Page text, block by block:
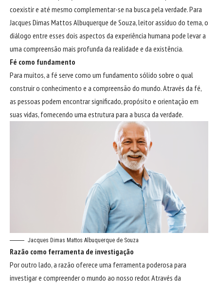
coexistir e até mesmo complementar-se na busca pela verdade. Para
Jacques Dimas Mattos Albuquerque de Souza, leitor assíduo do tema, o
diálogo entre esses dois aspectos da experiência humana pode levar a
uma compreensão mais profunda da realidade e da existência.
Fé como fundamento
Para muitos, a fé serve como um fundamento sólido sobre o qual
construir o conhecimento e a compreensão do mundo. Através da fé,
as pessoas podem encontrar significado, propósito e orientação em
suas vidas, fornecendo uma estrutura para a busca da verdade.
Jacques Dimas Mattos Albuquerque de Souza
Razão como ferramenta de investigação
Por outro lado, a razão oferece uma ferramenta poderosa para
investigar e compreender o mundo ao nosso redor. Através da